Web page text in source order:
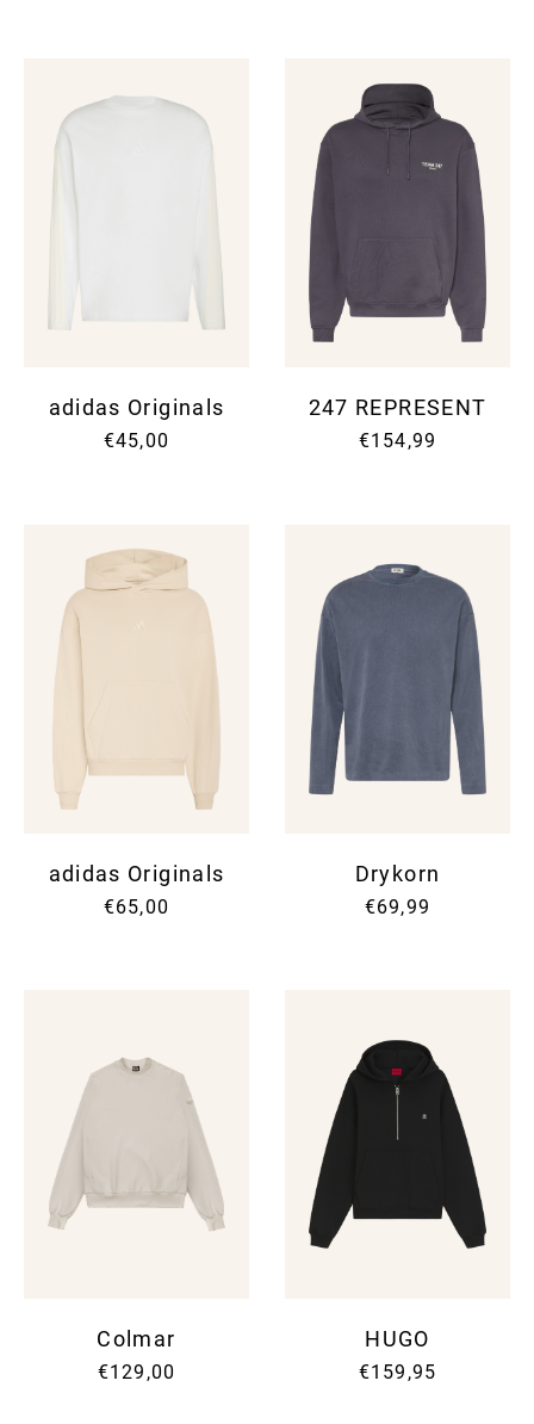
adidas Originals
€45,00
247 REPRESENT
€154,99
adidas Originals
€65,00
Drykorn
€69,99
Colmar
€129,00
HUGO
€159,95